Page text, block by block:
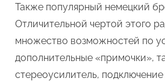
Также популярный немецкий
Отличительной чертой этого
множество возможностей по
дополнительные «примочки»,
стереоусилитель,